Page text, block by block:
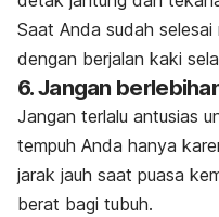
Saat Anda sudah selesai
dengan berjalan kaki
6. Jangan
Jangan terlalu antusias
tempuh Anda hanya
jarak jauh saat puasa
berat bagi tubuh.